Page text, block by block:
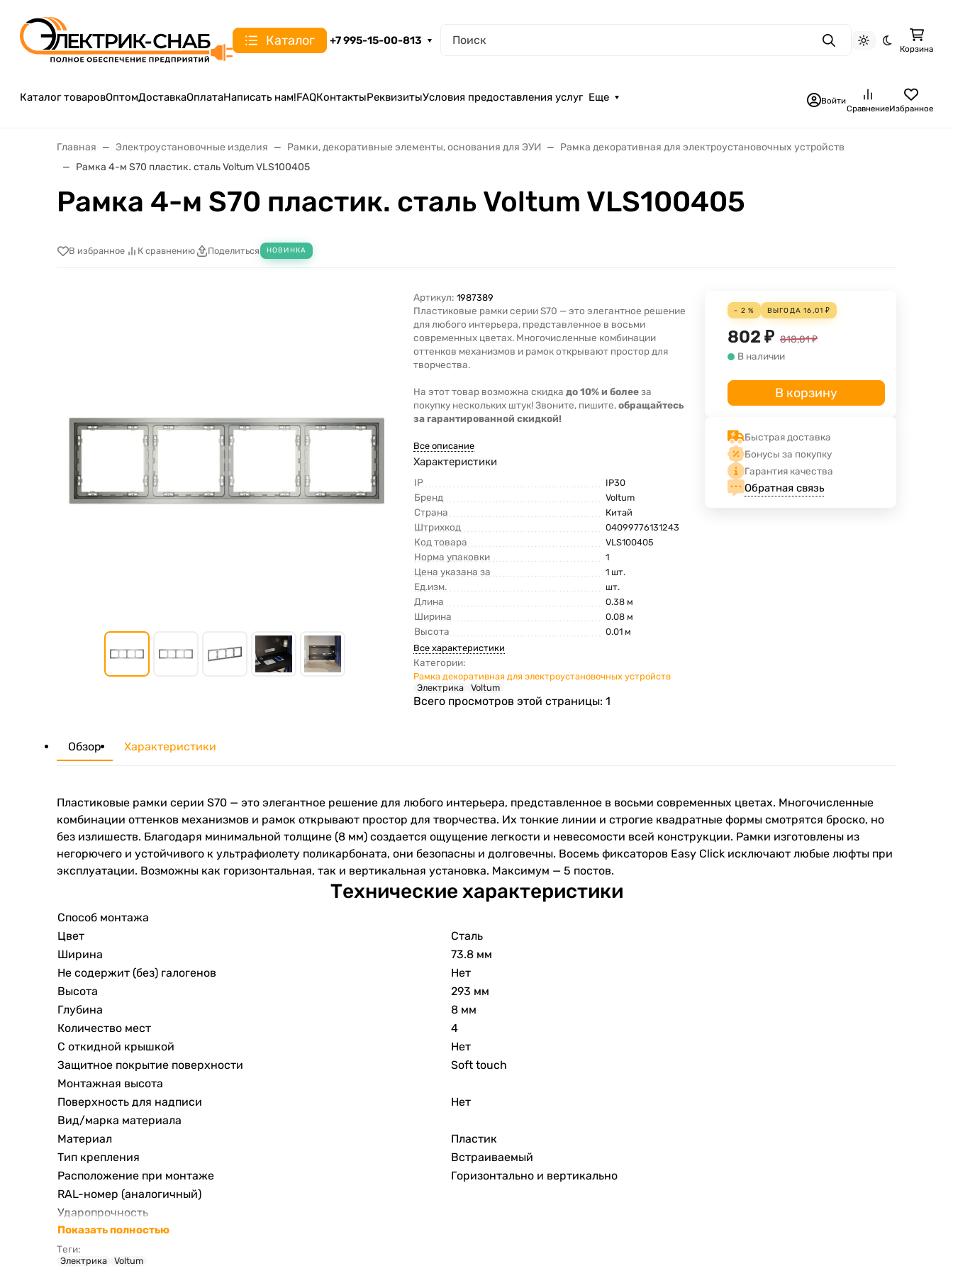
Каталог +7 995-15-00-813 ПоискСветлая тема
Темная тема
Корзина
Каталог товаровОптомДоставкаОплатаНаписать нам!FAQКонтактыРеквизитыУсловия предоставления услуг Еще Войти
СравнениеИзбранное
Главная Электроустановочные изделия Рамки, декоративные элементы, основания для ЭУИ
Рамка декоративная для электроустановочных устройств
Рамка 4-м S70 пластик. сталь Voltum VLS100405
Рамка 4-м S70 пластик. сталь Voltum VLS100405
В избранное К сравнению Поделиться НОВИНКА
Артикул: 1987389
Пластиковые рамки серии S70 — это элегантное решение
для любого интерьера, представленное в восьми
современных цветах. Многочисленные комбинации
оттенков механизмов и рамок открывают простор для
творчества.
На этот товар возможна скидкадо 10% и болееза
покупку нескольких штук! Звоните, пишите,обращайтесь
за гарантированной скидкой!
Все описание
Характеристики
IP IP30
Бренд Voltum
Страна Китай
Штрихкод 04099776131243
Код товара VLS100405
Норма упаковки 1
Цена указана за 1 шт.
Ед.изм. шт.
Длина 0.38 м
Ширина 0.08 м
Высота
0.01 м
Все характеристики
Категории:
Рамка декоративная для электроустановочных устройств
Электрика
Voltum
Всего просмотров этой страницы:1
- 2 % ВЫГОДА16,01 ₽
802₽ 818,01₽
В наличии
В корзину
Быстрая доставка
Бонусы за покупку
Гарантия качества
Обратная связь
Обзор Характеристики
Пластиковые рамки серии S70 — это элегантное решение для любого интерьера, представленное в восьми современных цветах. Многочисленные
комбинации оттенков механизмов и рамок открывают простор для творчества. Их тонкие линии и строгие квадратные формы смотрятся броско, но
без излишеств. Благодаря минимальной толщине (8 мм) создается ощущение легкости и невесомости всей конструкции. Рамки изготовлены из
негорючего и устойчивого к ультрафиолету поликарбоната, они безопасны и долговечны. Восемь фиксаторов Easy Click исключают любые люфты при
эксплуатации. Возможны как горизонтальная, так и вертикальная установка. Максимум — 5 постов.
Технические характеристики
Способ монтажа
Цвет
Сталь
Ширина
73.8 мм
Не содержит (без) галогенов
Нет
Высота
293 мм
Глубина
8 мм
Количество мест
4
С откидной крышкой
Нет
Защитное покрытие поверхности
Soft touch
Монтажная высота
Поверхность для надписи
Нет
Вид/марка материала
Материал
Пластик
Тип крепления
Встраиваемый
Расположение при монтаже
Горизонтально и вертикально
RAL-номер (аналогичный)
Ударопрочность
Количество модулей
Оформление
Степень защиты IP
Показать полностью
Теги:
Электрика Voltum